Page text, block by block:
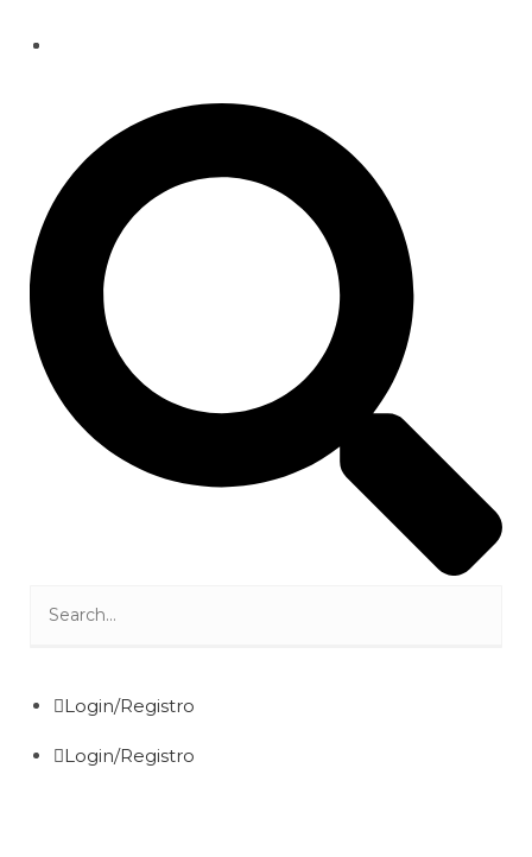
Login/Registro
Login/Registro